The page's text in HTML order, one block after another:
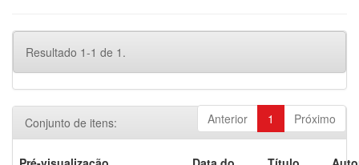
Resultado 1-1 de 1.
Anterior 1 Próximo
Conjunto de itens: